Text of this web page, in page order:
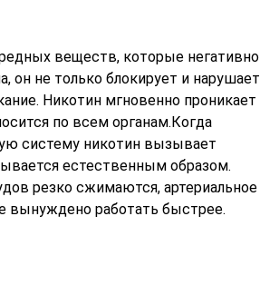
веществ, которые негативно
он не только блокирует и нарушает
Никотин мгновенно проникает
по всем органам.Когда
систему никотин вызывает
естественным образом.
резко сжимаются, артериальное
вынуждено работать быстрее.